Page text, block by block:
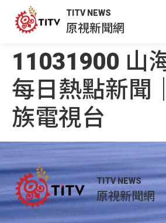
TITV NEWS
原視新聞網
11031900 山
每日熱點新聞
族電視台
TITV NEWS
原視新聞網